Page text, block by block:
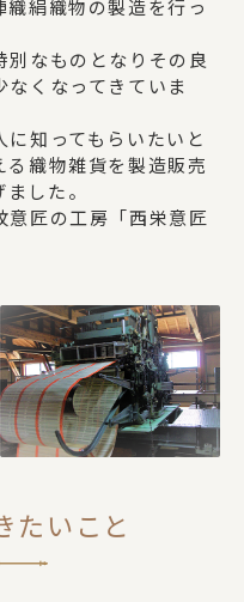
絹織物の製造を行っ
なものとなりその良
くなってきていま
知ってもらいたいと
織物雑貨を製造販売
した。
意匠の工房「西栄意匠
たいこと